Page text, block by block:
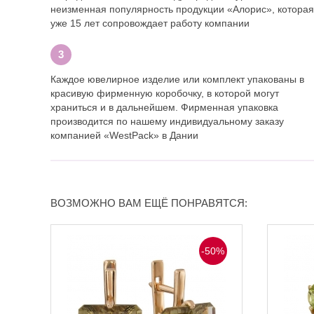
неизменная популярность продукции «Алорис», которая
уже 15 лет сопровождает работу компании
Каждое ювелирное изделие или комплект упакованы в
красивую фирменную коробочку, в которой могут
храниться и в дальнейшем. Фирменная упаковка
производится по нашему индивидуальному заказу
компанией «WestPack» в Дании
ВОЗМОЖНО ВАМ ЕЩЁ ПОНРАВЯТСЯ:
-50%